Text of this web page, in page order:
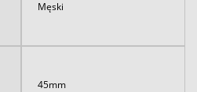
Męski
45mm